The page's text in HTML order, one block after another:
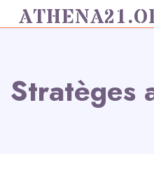
Stratèges